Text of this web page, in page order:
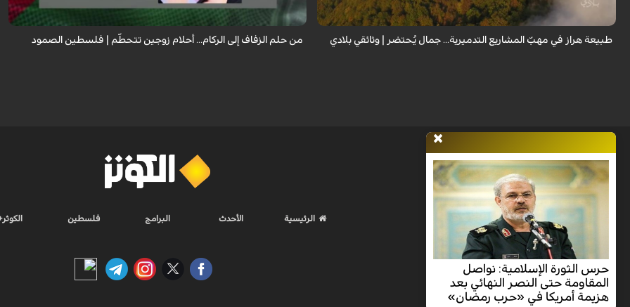
طبيعة هراز في مهبّ المشاريع التدميرية... جمال يُحتضر | وثائقي بلادي من حلم الزفاف إلى الركام... أحلام زوجين تتحطّم | فلسطين الصمود
حرس الثورة الإسلامية: نواصل
المقاومة حتى النصر النهائي بعد
هزيمة أمريكا في «حرب رمضان»
الرئيسية الأحدث البرامج فلسطين